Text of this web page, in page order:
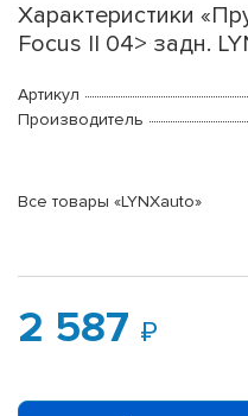
Характеристики
Focus II 04> задн.
Артикул
Производитель
Все товары «LYNXauto»
2 587